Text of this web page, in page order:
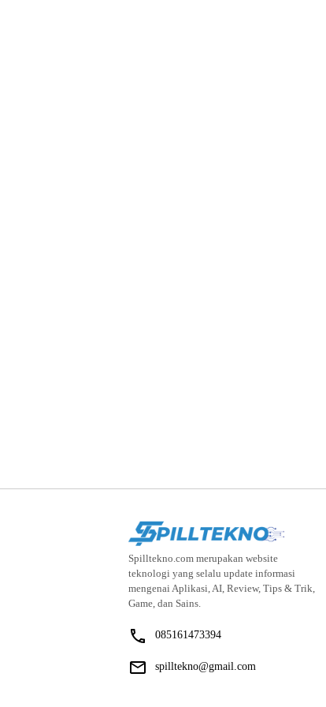
Spilltekno.com merupakan website
teknologi yang selalu update informasi
mengenai Aplikasi, AI, Review, Tips & Trik,
Game, dan Sains.
085161473394
spilltekno@gmail.com